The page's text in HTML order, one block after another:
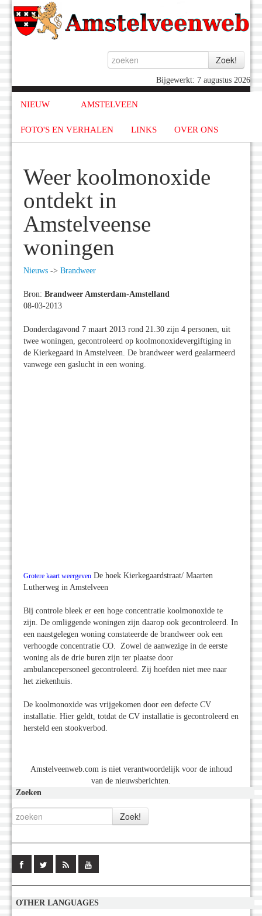
Bijgewerkt: 7 augustus 2026
NIEUW AMSTELVEEN
FOTO'S EN VERHALEN LINKS OVER ONS
Weer koolmonoxide
ontdekt in
Amstelveense
woningen
Nieuws -> Brandweer
Bron: Brandweer Amsterdam-Amstelland
08-03-2013
Donderdagavond 7 maart 2013 rond 21.30 zijn 4 personen, uit
twee woningen, gecontroleerd op koolmonoxidevergiftiging in
de Kierkegaard in Amstelveen. De brandweer werd gealarmeerd
vanwege een gaslucht in een woning.
Grotere kaart weergeven De hoek Kierkegaardstraat/ Maarten
Lutherweg in Amstelveen
Bij controle bleek er een hoge concentratie koolmonoxide te
zijn. De omliggende woningen zijn daarop ook gecontroleerd. In
een naastgelegen woning constateerde de brandweer ook een
verhoogde concentratie CO. Zowel de aanwezige in de eerste
woning als de drie buren zijn ter plaatse door
ambulancepersoneel gecontroleerd. Zij hoefden niet mee naar
het ziekenhuis.
De koolmonoxide was vrijgekomen door een defecte CV
installatie. Hier geldt, totdat de CV installatie is gecontroleerd en
hersteld een stookverbod.
Amstelveenweb.com is niet verantwoordelijk voor de inhoud
van de nieuwsberichten.
Zoeken
OTHER LANGUAGES